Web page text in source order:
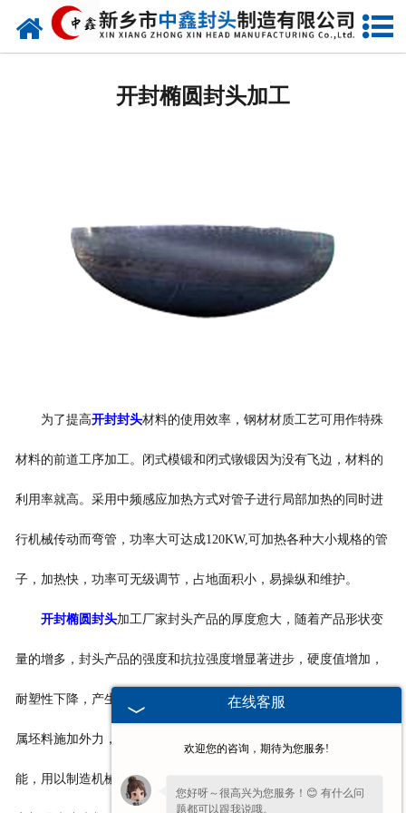
网站首页
开封椎体封头
开封库存类
开封椭圆封头加工
为了提高开封封头材料的使用效率，钢材材质工艺可用作特殊
材料的前道工序加工。闭式模锻和闭式镦锻因为没有飞边，材料的
利用率就高。采用中频感应加热方式对管子进行局部加热的同时进
行机械传动而弯管，功率大可达成120KW,可加热各种大小规格的管
子，加热快，功率可无级调节，占地面积小，易操纵和维护。
开封椭圆封头加工厂家封头产品的厚度愈大，随着产品形状变
量的增多，封头产品的强度和抗拉强度增显著进步，硬度值增加，
耐塑性下降，产生了显著的加工硬化现象。开封封头厂家
属坯料施加外力，使其产生塑性变形、改变尺寸、外形及改善机
能，用以制造机械零件、工件、工具或毛坯的成形加工方法。要切
在线客服
欢迎您的咨询，期待为您服务!
您好呀～很高兴为您服务！😊 有什么问
题都可以跟我说哦。